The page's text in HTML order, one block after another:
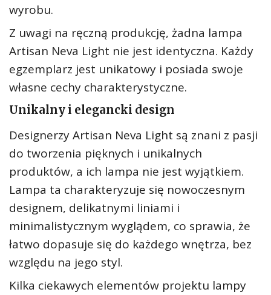
wyrobu.
Z uwagi na ręczną produkcję, żadna lampa
Artisan Neva Light nie jest identyczna. Każdy
egzemplarz jest unikatowy i posiada swoje
własne cechy charakterystyczne.
Unikalny i elegancki design
Designerzy Artisan Neva Light są znani z pasji
do tworzenia pięknych i unikalnych
produktów, a ich lampa nie jest wyjątkiem.
Lampa ta charakteryzuje się nowoczesnym
designem, delikatnymi liniami i
minimalistycznym wyglądem, co sprawia, że ​​
łatwo dopasuje się do każdego wnętrza, bez
względu na jego styl.
Kilka ciekawych elementów projektu lampy